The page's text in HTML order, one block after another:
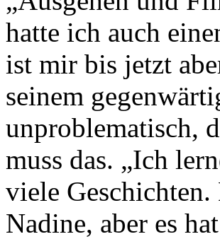
hatte ich auch
ist mir bis jetzt
seinem
unproblematisch,
muss das. „Ich
viele Geschichten.
Nadine, aber es